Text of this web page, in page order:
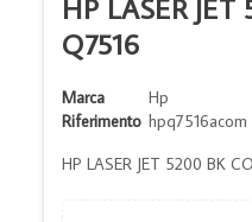
Q7516
Marca
Hp
Riferimento hpq7516acom
HP LASER JET 5200 BK